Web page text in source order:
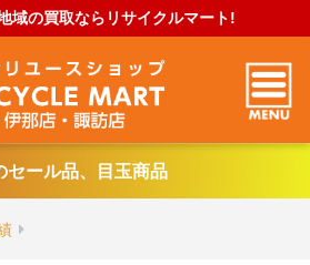
域の買取ならリサイクルマート!
セール品、目玉商品